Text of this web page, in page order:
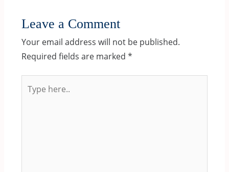
Leave a Comment
Your email address will not be published.
Required fields are marked *
here..